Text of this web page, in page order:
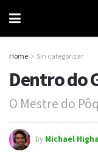
Home Sin categorizar
Dentro do
O Mestre do
by Michael